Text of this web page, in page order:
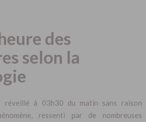
des
selon la
réveillé à 03h30 du matin sans raison
ressenti par de nombreuses